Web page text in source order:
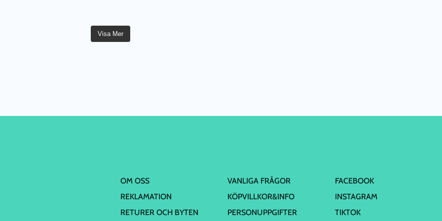
Visa Mer
OM OSS
REKLAMATION
RETURER OCH BYTEN
VANLIGA FRÅGOR
KÖPVILLKOR&INFO
PERSONUPPGIFTER
FACEBOOK
INSTAGRAM
TIKTOK